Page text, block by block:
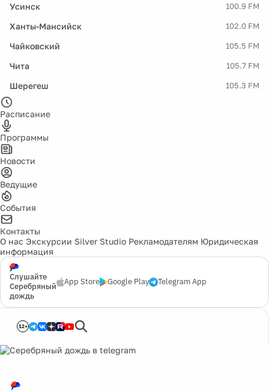
Усинск 100.9 FM
Ханты-Мансийск 102.0 FM
Чайковский 105.5 FM
Чита 105.7 FM
Шерегеш 105.3 FM
Расписание
Программы
Новости
Ведущие
События
Контакты
О нас Экскурсии Silver Studio Рекламодателям Юридическая
информация
Слушайте
Серебряный
дождь
App Store Google Play Telegram App
12+